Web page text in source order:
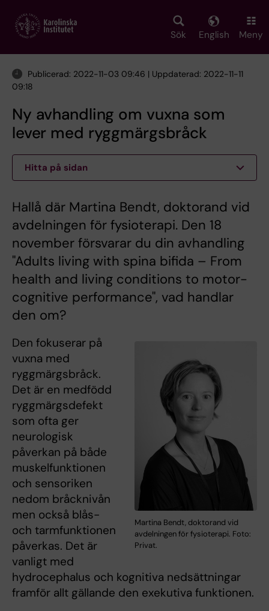
main
Sök English Meny
Publicerad: 2022-11-03 09:46 | Uppdaterad: 2022-11-11
09:18
Ny avhandling om vuxna som
lever med ryggmärgsbråck
Hitta på sidan
Hallå där Martina Bendt, doktorand vid
avdelningen för fysioterapi. Den 18
november försvarar du din avhandling
"Adults living with spina bifida – From
health and living conditions to motor-
cognitive performance", vad handlar
den om?
Martina Bendt, doktorand vid
avdelningen för fysioterapi. Foto:
Privat.
Den fokuserar på
vuxna med
ryggmärgsbråck.
Det är en medfödd
ryggmärgsdefekt
som ofta ger
neurologisk
påverkan på både
muskelfunktionen
och sensoriken
nedom bråcknivån
men också blås-
och tarmfunktionen
påverkas. Det är
vanligt med
hydrocephalus och kognitiva nedsättningar
framför allt gällande den exekutiva funktionen.